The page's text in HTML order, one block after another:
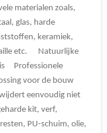
materialen zoals,
glas, harde
keramiek,
etc. Natuurlijke
Professionele
voor de bouw
eenvoudig niet
kit, verf,
PU-schuim, olie,